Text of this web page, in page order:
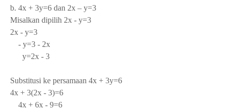
b. 4x + 3y=6 dan 2x – y=3
Misalkan dipilih 2x - y=3
2x - y=3
- y=3 - 2x
y=2x - 3
Substitusi ke persamaan 4x + 3y=6
4x + 3(2x - 3)=6
4x + 6x - 9=6